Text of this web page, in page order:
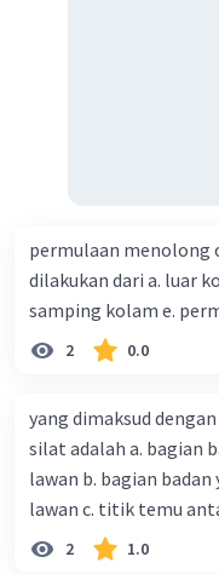
permulaan menolong
dilakukan dari a. luar
samping kolam e.
2 0.0
yang dimaksud
silat adalah a. bagian
lawan b. bagian
lawan c. titik temu
2 1.0